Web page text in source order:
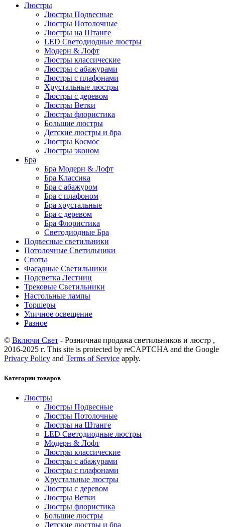
Люстры
Люстры Подвесные
Люстры Потолочные
Люстры на Штанге
LED Светодиодные люстры
Модерн & Лофт
Люстры классические
Люстры с абажурами
Люстры с плафонами
Хрустальные люстры
Люстры с деревом
Люстры Ветки
Люстры флористика
Большие люстры
Детские люстры и бра
Люстры Космос
Люстры эконом
Бра
Бра Модерн & Лофт
Бра Классика
Бра с абажуром
Бра с плафоном
Бра хрустальные
Бра с деревом
Бра Флористика
Светодиодные Бра
Подвесные светильники
Потолочные Светильники
Споты
Фасадные Светильники
Подсветка Лестниц
Трековые Светильники
Настольные лампы
Торшеры
Уличное освещение
Разное
© Включи Свет - Розничная продажа светильников и люстр ,
2016-2025 г. This site is protected by reCAPTCHA and the Google
Privacy Policy and Terms of Service apply.
Категории товаров
Люстры
Люстры Подвесные
Люстры Потолочные
Люстры на Штанге
LED Светодиодные люстры
Модерн & Лофт
Люстры классические
Люстры с абажурами
Люстры с плафонами
Хрустальные люстры
Люстры с деревом
Люстры Ветки
Люстры флористика
Большие люстры
Детские люстры и бра